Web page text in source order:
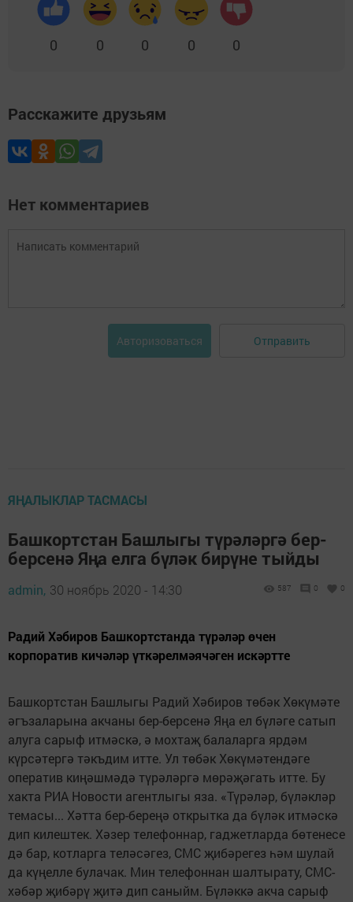
0 0 0 0 0
Расскажите друзьям
Нет комментариев
Авторизоваться Отправить
ЯҢАЛЫКЛАР ТАСМАСЫ
Башкортстан Башлыгы түрәләргә бер-
берсенә Яңа елга бүләк бирүне тыйды
admin, 30 ноябрь 2020 - 14:30 587 0 0
Радий Хәбиров Башкортстанда түрәләр өчен
корпоратив кичәләр үткәрелмәячәген искәртте
Башкортстан Башлыгы Радий Хәбиров төбәк Хөкүмәте
әгъзаларына акчаны бер-берсенә Яңа ел бүләге сатып
алуга сарыф итмәскә, ә мохтаҗ балаларга ярдәм
күрсәтергә тәкъдим итте. Ул төбәк Хөкүмәтендәге
оператив киңәшмәдә түрәләргә мөрәҗәгать итте. Бу
хакта РИА Новости агентлыгы яза. «Түрәләр, бүләкләр
темасы... Хәтта бер-береңә открытка да бүләк итмәскә
дип килештек. Хәзер телефоннар, гаджетларда бөтенесе
дә бар, котларга теләсәгез, СМС җибәрегез һәм шулай
да күңелле булачак. Мин телефоннан шалтырату, СМС-
хәбәр җибәрү җитә дип саныйм. Бүләккә акча сарыф